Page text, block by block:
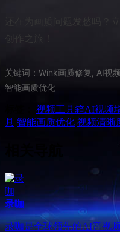
关键词：Wink画质修复, AI视
智能画质优化
视频工具箱AI视频
具 智能画质优化 视频清晰
录咖
录咖是全球领先的AI音视